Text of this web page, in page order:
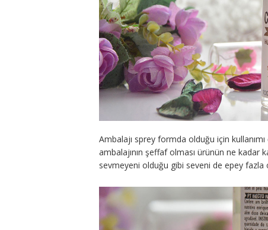
Ambalajı sprey formda olduğu için
ambalajının şeffaf olması ürünün ne kadar
sevmeyeni olduğu gibi seveni de epey